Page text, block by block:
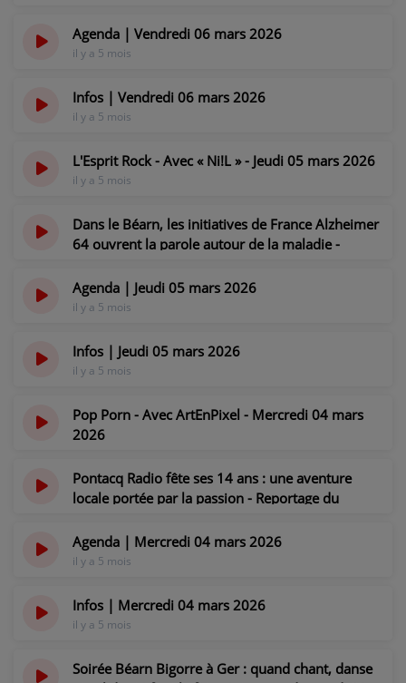
CRÉATIONS AUDIOVISUELLES
L'ŒIL DE L'OIE | PRÉSENTATION
VIDÉOS | JEUX
PARTENAIRES
CONTACT
Agenda | Vendredi 06 mars 2026
il y a 5 mois
Infos | Vendredi 06 mars 2026
il y a 5 mois
L'Esprit Rock - Avec « Ni!L » - Jeudi 05 mars 2026
il y a 5 mois
Dans le Béarn, les initiatives de France Alzheimer
64 ouvrent la parole autour de la maladie -
il y a 5 mois
Agenda | Jeudi 05 mars 2026
il y a 5 mois
Infos | Jeudi 05 mars 2026
il y a 5 mois
Pop Porn - Avec ArtEnPixel - Mercredi 04 mars
2026
Pontacq Radio fête ses 14 ans : une aventure
locale portée par la passion - Reportage du
il y a 5 mois
Agenda | Mercredi 04 mars 2026
il y a 5 mois
Infos | Mercredi 04 mars 2026
il y a 5 mois
Soirée Béarn Bigorre à Ger : quand chant, danse